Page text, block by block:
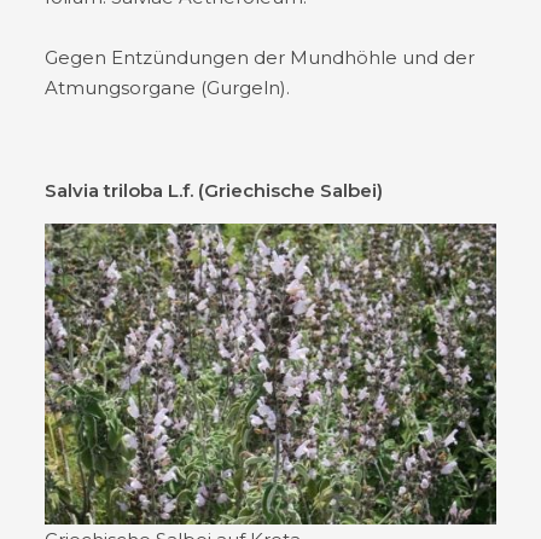
Gegen Entzündungen der Mundhöhle und der
Atmungsorgane (Gurgeln).
Salvia triloba L.f. (Griechische Salbei)